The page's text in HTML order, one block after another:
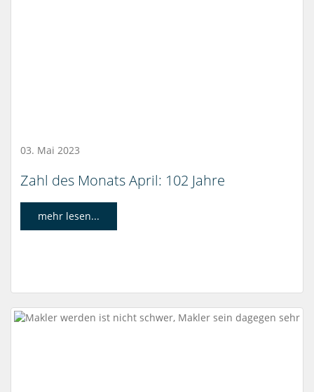
03. Mai 2023
Zahl des Monats April: 102 Jahre
mehr lesen...